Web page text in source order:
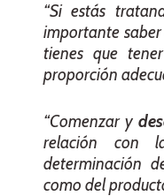
“Si estás
importante
tienes que
proporción
“Comenzar y
relación con
determinación
como del